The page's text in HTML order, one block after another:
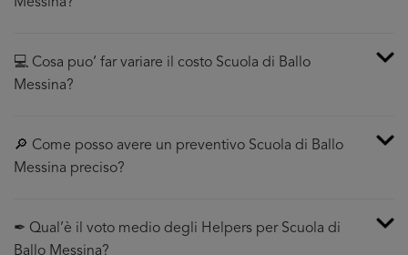
💻 Cosa puo’ far variare il costo Scuola di Ballo
Messina?
🔎 Come posso avere un preventivo Scuola di Ballo
Messina preciso?
✒ Qual’è il voto medio degli Helpers per Scuola di
Ballo Messina?